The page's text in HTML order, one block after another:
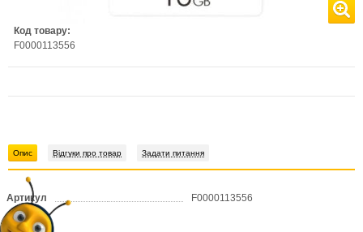
Код товару:
F0000113556
Опис Відгуки про товар Задати питання
Артикул F0000113556